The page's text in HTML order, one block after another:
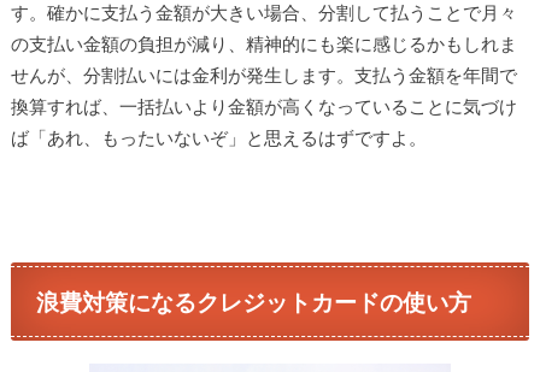
す。確かに支払う金額が大きい場合、分割して払うことで月々
の支払い金額の負担が減り、精神的にも楽に感じるかもしれま
せんが、分割払いには金利が発生します。支払う金額を年間で
換算すれば、一括払いより金額が高くなっていることに気づけ
ば「あれ、もったいないぞ」と思えるはずですよ。
浪費対策になるクレジットカードの使い方